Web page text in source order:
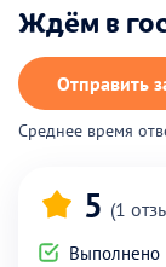
Ждём в
Отправить
Среднее время
5 (1
Выполнено